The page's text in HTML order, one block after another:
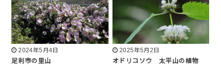
2024年5月4日
足利市の里山
2025年5月2日
オドリコソウ 太平山の植物